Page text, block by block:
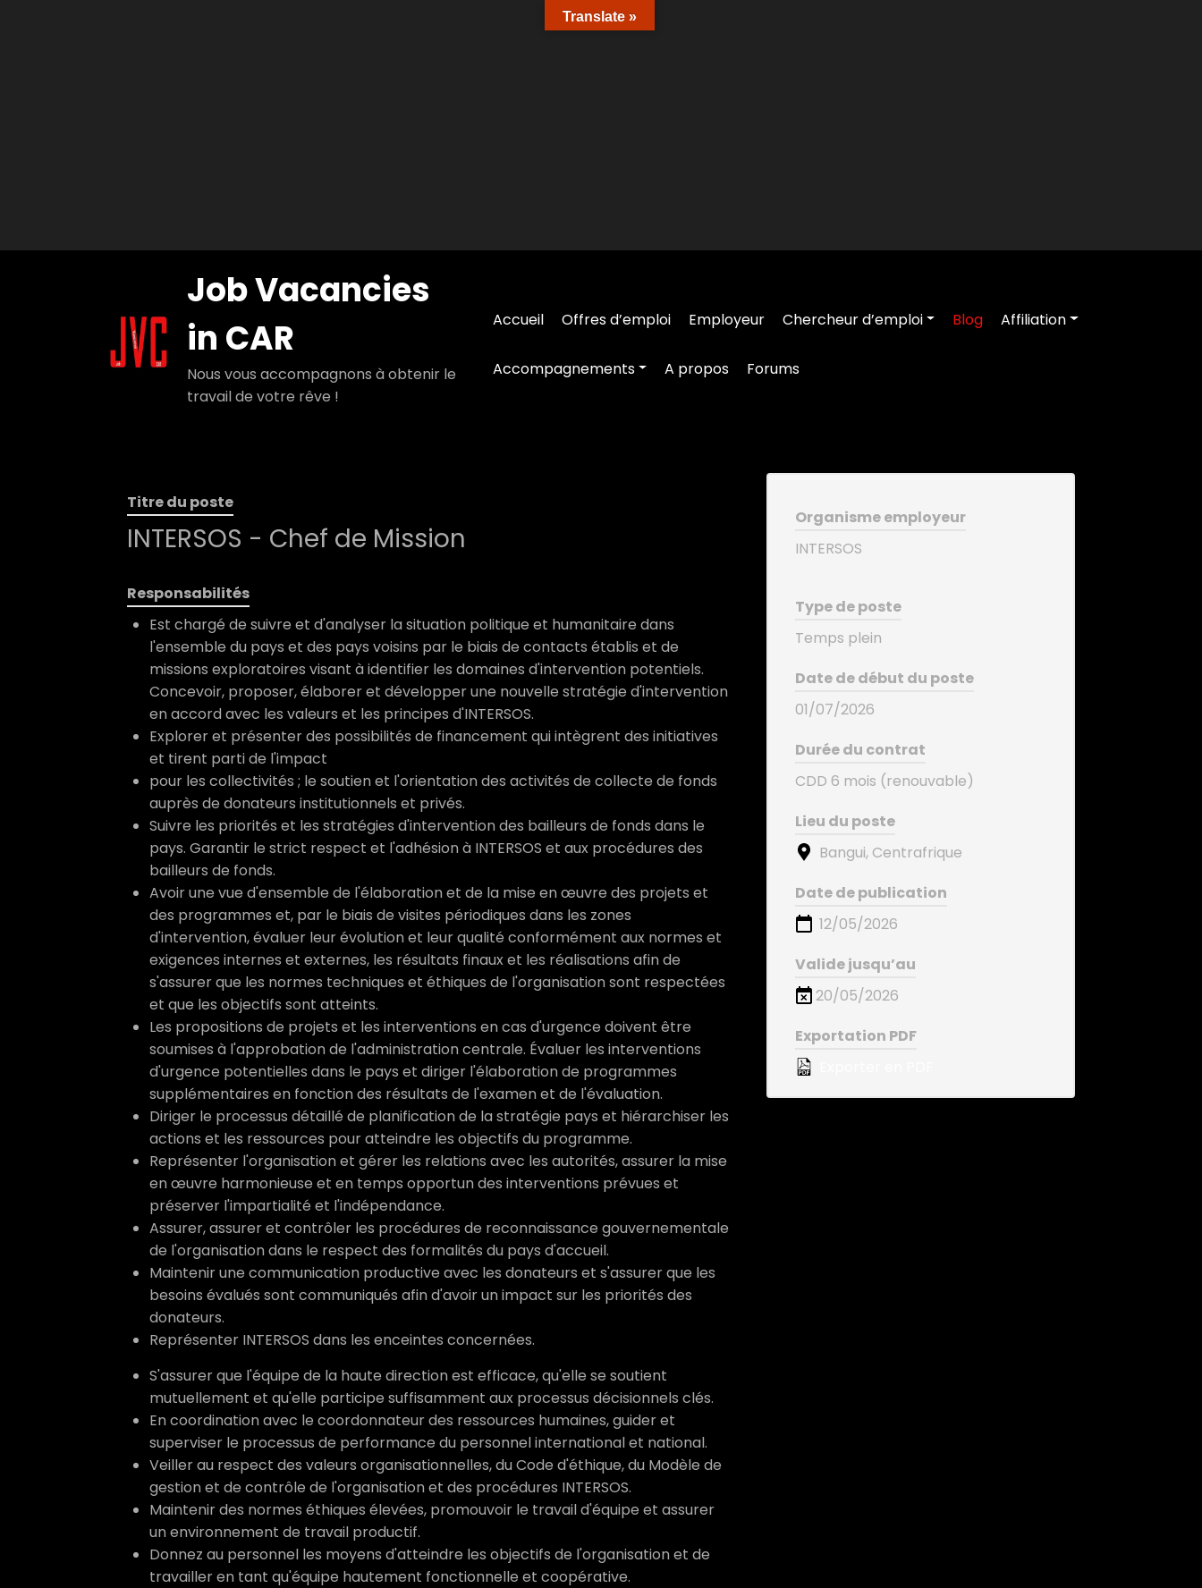
Job Vacancies
in CAR
Nous vous accompagnons à obtenir le
travail de votre rêve !
Accueil Offres d’emploi Employeur Chercheur d’emploi Blog Affiliation
Accompagnements A propos Forums
Titre du poste
INTERSOS - Chef de Mission
Responsabilités
Est chargé de suivre et d'analyser la situation politique et humanitaire dans
l'ensemble du pays et des pays voisins par le biais de contacts établis et de
missions exploratoires visant à identifier les domaines d'intervention potentiels.
Concevoir, proposer, élaborer et développer une nouvelle stratégie d'intervention
en accord avec les valeurs et les principes d'INTERSOS.
Explorer et présenter des possibilités de financement qui intègrent des initiatives
et tirent parti de l'impact
pour les collectivités ; le soutien et l'orientation des activités de collecte de fonds
auprès de donateurs institutionnels et privés.
Suivre les priorités et les stratégies d'intervention des bailleurs de fonds dans le
pays. Garantir le strict respect et l'adhésion à INTERSOS et aux procédures des
bailleurs de fonds.
Avoir une vue d'ensemble de l'élaboration et de la mise en œuvre des projets et
des programmes et, par le biais de visites périodiques dans les zones
d'intervention, évaluer leur évolution et leur qualité conformément aux normes et
exigences internes et externes, les résultats finaux et les réalisations afin de
s'assurer que les normes techniques et éthiques de l'organisation sont respectées
et que les objectifs sont atteints.
Les propositions de projets et les interventions en cas d'urgence doivent être
soumises à l'approbation de l'administration centrale. Évaluer les interventions
d'urgence potentielles dans le pays et diriger l'élaboration de programmes
supplémentaires en fonction des résultats de l'examen et de l'évaluation.
Diriger le processus détaillé de planification de la stratégie pays et hiérarchiser les
actions et les ressources pour atteindre les objectifs du programme.
Représenter l'organisation et gérer les relations avec les autorités, assurer la mise
en œuvre harmonieuse et en temps opportun des interventions prévues et
préserver l'impartialité et l'indépendance.
Assurer, assurer et contrôler les procédures de reconnaissance gouvernementale
de l'organisation dans le respect des formalités du pays d'accueil.
Maintenir une communication productive avec les donateurs et s'assurer que les
besoins évalués sont communiqués afin d'avoir un impact sur les priorités des
donateurs.
Représenter INTERSOS dans les enceintes concernées.
S'assurer que l'équipe de la haute direction est efficace, qu'elle se soutient
mutuellement et qu'elle participe suffisamment aux processus décisionnels clés.
En coordination avec le coordonnateur des ressources humaines, guider et
superviser le processus de performance du personnel international et national.
Veiller au respect des valeurs organisationnelles, du Code d'éthique, du Modèle de
gestion et de contrôle de l'organisation et des procédures INTERSOS.
Maintenir des normes éthiques élevées, promouvoir le travail d'équipe et assurer
un environnement de travail productif.
Donnez au personnel les moyens d'atteindre les objectifs de l'organisation et de
travailler en tant qu'équipe hautement fonctionnelle et coopérative.
Organisme employeur
INTERSOS
Type de poste
Temps plein
Date de début du poste
01/07/2026
Durée du contrat
CDD 6 mois (renouvable)
Lieu du poste
Bangui, Centrafrique
Date de publication
12/05/2026
Valide jusqu’au
20/05/2026
Exportation PDF
Translate »